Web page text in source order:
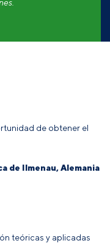
de obtener el
de Ilmenau, Alemania
teóricas y aplicadas